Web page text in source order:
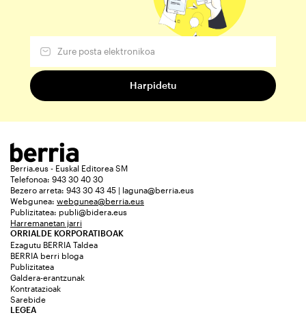
Berria.eus - Euskal Editorea SM
Telefonoa: 943 30 40 30
Bezero arreta: 943 30 43 45 | laguna@berria.eus
Webgunea: webgunea@berria.eus
Publizitatea: publi@bidera.eus
Harremanetan jarri
ORRIALDE KORPORATIBOAK
Ezagutu BERRIA Taldea
BERRIA berri bloga
Publizitatea
Galdera-erantzunak
Kontratazioak
Sarebide
LEGEA